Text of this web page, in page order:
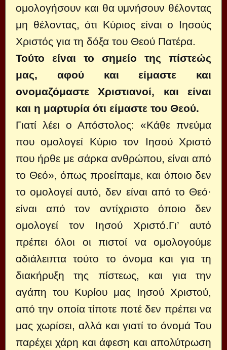
ομολογήσουν και θα υμνήσουν θέλοντας
μη θέλοντας, ότι Κύριος είναι ο Ιησούς
Χριστός για τη δόξα του Θεού Πατέρα.
Τούτο είναι το σημείο της πίστεώς
μας, αφού και είμαστε και
ονομαζόμαστε Χριστιανοί, και είναι
και η μαρτυρία ότι είμαστε του Θεού.
Γιατί λέει ο Απόστολος: «Κάθε πνεύμα
που ομολογεί Κύριο τον Ιησού Χριστό
που ήρθε με σάρκα ανθρώπου, είναι από
το Θεό», όπως προείπαμε, και όποιο δεν
το ομολογεί αυτό, δεν είναι από το Θεό·
είναι από τον αντίχριστο όποιο δεν
ομολογεί τον Ιησού Χριστό.Γι’ αυτό
πρέπει όλοι οι πιστοί να ομολογούμε
αδιάλειπτα τούτο το όνομα και για τη
διακήρυξη της πίστεως, και για την
αγάπη του Κυρίου μας Ιησού Χριστού,
από την οποία τίποτε ποτέ δεν πρέπει να
μας χωρίσει, αλλά και γιατί το όνομά Του
παρέχει χάρη και άφεση και απολύτρωση